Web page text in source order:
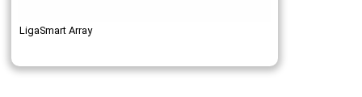
LigaSmart Array